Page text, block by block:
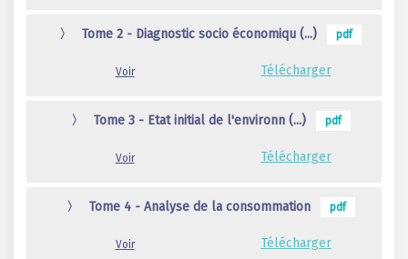
〉 Tome 2 - Diagnostic socio économiqu (...) pdf
Télécharger
Voir
〉 Tome 3 - Etat initial de l'environn (...) pdf
Télécharger
Voir
〉 Tome 4 - Analyse de la consommation pdf
Télécharger
Voir